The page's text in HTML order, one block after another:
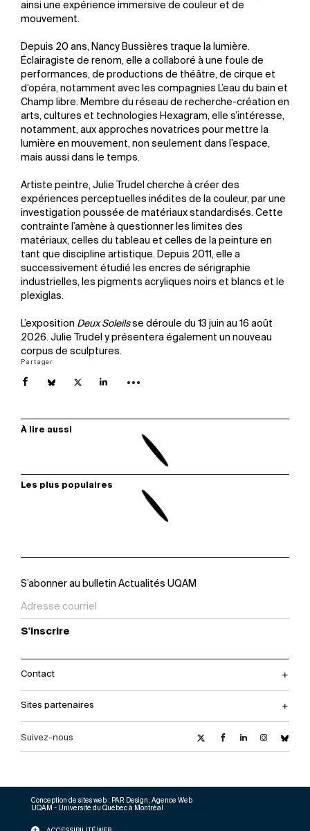
ainsi une expérience immersive de couleur et de
mouvement.
Depuis 20 ans, Nancy Bussières traque la lumière.
Éclairagiste de renom, elle a collaboré à une foule de
performances, de productions de théâtre, de cirque et
d’opéra, notamment avec les compagnies L’eau du bain et
Champ libre. Membre du réseau de recherche-création en
arts, cultures et technologies Hexagram, elle s’intéresse,
notamment, aux approches novatrices pour mettre la
lumière en mouvement, non seulement dans l’espace,
mais aussi dans le temps.
Artiste peintre, Julie Trudel cherche à créer des
expériences perceptuelles inédites de la couleur, par une
investigation poussée de matériaux standardisés. Cette
contrainte l’amène à questionner les limites des
matériaux, celles du tableau et celles de la peinture en
tant que discipline artistique. Depuis 2011, elle a
successivement étudié les encres de sérigraphie
industrielles, les pigments acryliques noirs et blancs et le
plexiglas.
L’exposition Deux Soleilsse déroule du 13 juin au 16 août
2026. Julie Trudel y présentera également un nouveau
corpus de sculptures.
Partager
À lire aussi
Les plus populaires
S’abonner au bulletin Actualités UQAM
S'inscrire
Contact
Sites partenaires
Suivez-nous
UQAM - Université du Québec à Montréal
Conception de sites web : PAR Design, Agence Web